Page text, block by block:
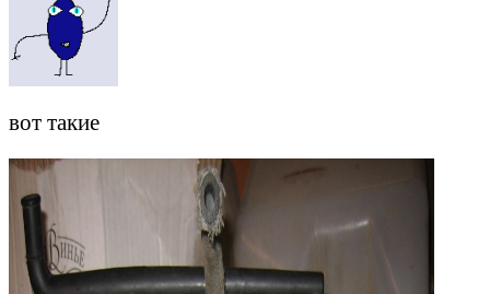
вот такие